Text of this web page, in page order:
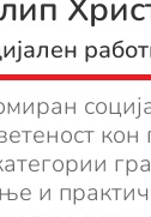
и